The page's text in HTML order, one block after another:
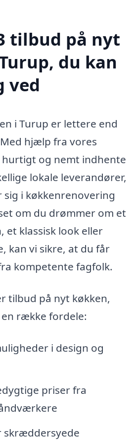
tilbud på nyt
du kan
ved
i Turup er lettere end
hjælp fra vores
og nemt indhente
lokale leverandører,
sig i køkkenrenovering
om du drømmer om et
et klassisk look eller
kan vi sikre, at du får
kompetente fagfolk.
tilbud på nyt køkken,
række fordele:
i design og
priser fra
skræddersyede